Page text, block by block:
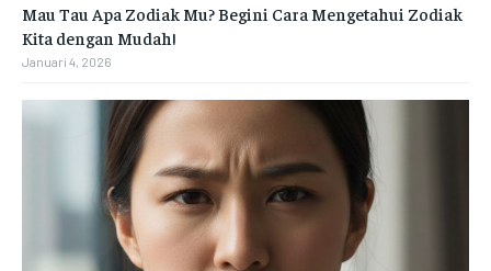
Mau Tau Apa Zodiak Mu? Begini Cara Mengetahui Zodiak
Kita dengan Mudah!
Januari 4, 2026